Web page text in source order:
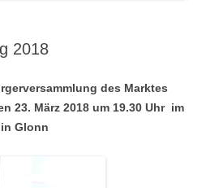
2018
des Marktes
23. März 2018 um 19.30 Uhr im
Glonn